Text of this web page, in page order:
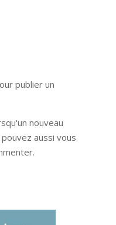
publier un
nouveau
aussi vous